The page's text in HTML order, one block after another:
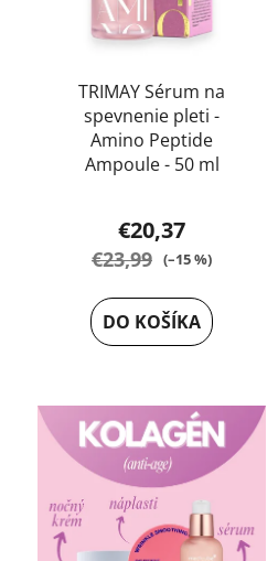
TRIMAY Sérum na
spevnenie pleti -
Amino Peptide
Ampoule - 50 ml
hodnotenie
produktu
je
5,0
hviezdičiek.
€20,37
€23,99 (–15 %)
DO KOŠÍKA